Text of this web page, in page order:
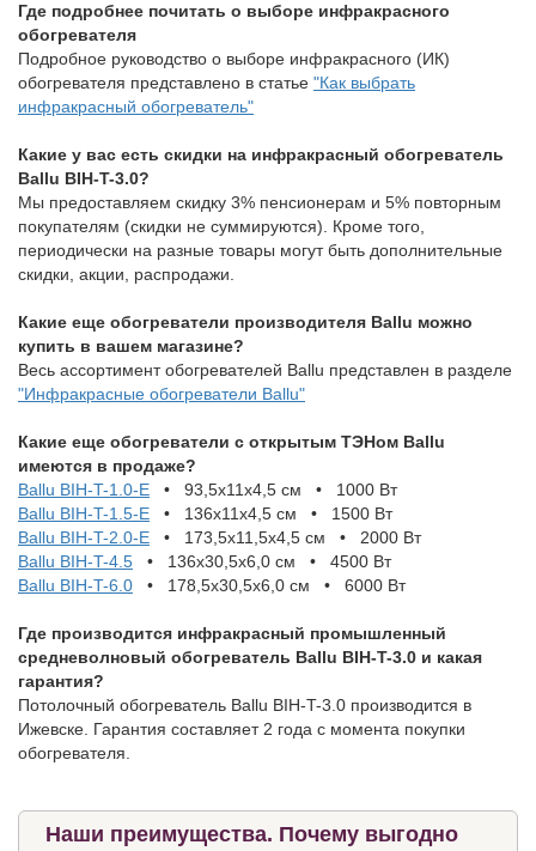
Где подробнее почитать о выборе инфракрасного
обогревателя
Подробное руководство о выборе инфракрасного (ИК)
обогревателя представлено в статье "Как выбрать
инфракрасный обогреватель"
Какие у вас есть скидки на инфракрасный обогреватель
Ballu BIH-T-3.0?
Мы предоставляем скидку 3% пенсионерам и 5% повторным
покупателям (скидки не суммируются). Кроме того,
периодически на разные товары могут быть дополнительные
скидки, акции, распродажи.
Какие еще обогреватели производителя Ballu можно
купить в вашем магазине?
Весь ассортимент обогревателей Ballu представлен в разделе
"Инфракрасные обогреватели Ballu"
Какие еще обогреватели с открытым ТЭНом Ballu
имеются в продаже?
Ballu BIH-T-1.0-Е • 93,5x11х4,5 см • 1000 Вт
Ballu BIH-T-1.5-Е • 136х11х4,5 см • 1500 Вт
Ballu BIH-T-2.0-Е • 173,5х11,5х4,5 см • 2000 Вт
Ballu BIH-T-4.5 • 136х30,5х6,0 см • 4500 Вт
Ballu BIH-T-6.0 • 178,5х30,5х6,0 см • 6000 Вт
Где производится инфракрасный промышленный
средневолновый обогреватель Ballu BIH-T-3.0 и какая
гарантия?
Потолочный обогреватель Ballu BIH-T-3.0 производится в
Ижевске. Гарантия составляет 2 года с момента покупки
обогревателя.
Наши преимущества. Почему выгодно